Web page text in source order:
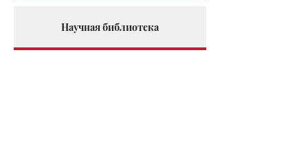
Научная библиотека